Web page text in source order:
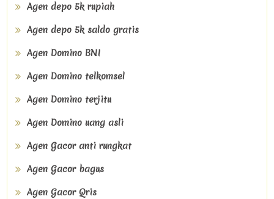
Agen depo 5k rupiah
Agen depo 5k saldo gratis
Agen Domino BNI
Agen Domino telkomsel
Agen Domino terjitu
Agen Domino uang asli
Agen Gacor anti rungkat
Agen Gacor bagus
Agen Gacor Qris